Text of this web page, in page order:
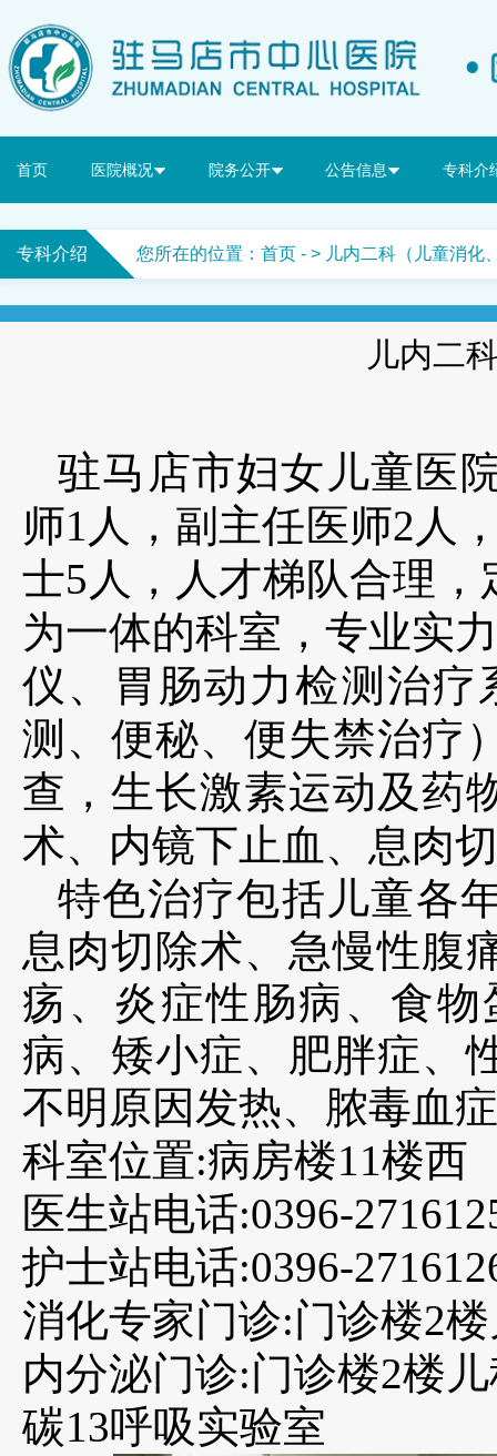
首页 医院概况 院务公开 公告信息 专科介
专科介绍 您所在的位置： 首页 - > 儿内二科（儿童消化
儿内二
驻马店市妇女儿童医
师1人，副主任医师2人
士5人，人才梯队合理
为一体的科室，专业实
仪、胃肠动力检测治疗
测、便秘、便失禁治疗
查，生长激素运动及药
术、内镜下止血、息肉
特色治疗包括儿童各
息肉切除术、急慢性腹
疡、炎症性肠病、食
病、矮小症、肥胖症、
不明原因发热、脓毒血
科室位置:病房楼11楼西
医生站电话:0396-
护士站电话:0396-
消化专家门诊:门诊楼2
内分泌门诊:门诊楼2楼
碳13呼吸实